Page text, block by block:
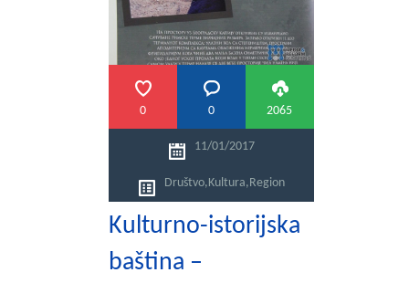
0 0 2065
11/01/2017
Društvo,Kultura,Region
Kulturno-istorijska
baština –